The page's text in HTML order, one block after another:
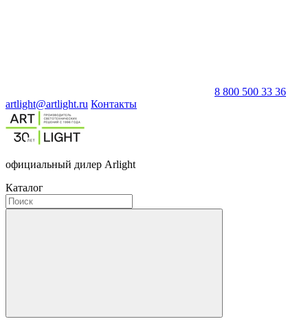
8 800 500 33 36
artlight@artlight.ru Контакты
официальный дилер Arlight
Каталог